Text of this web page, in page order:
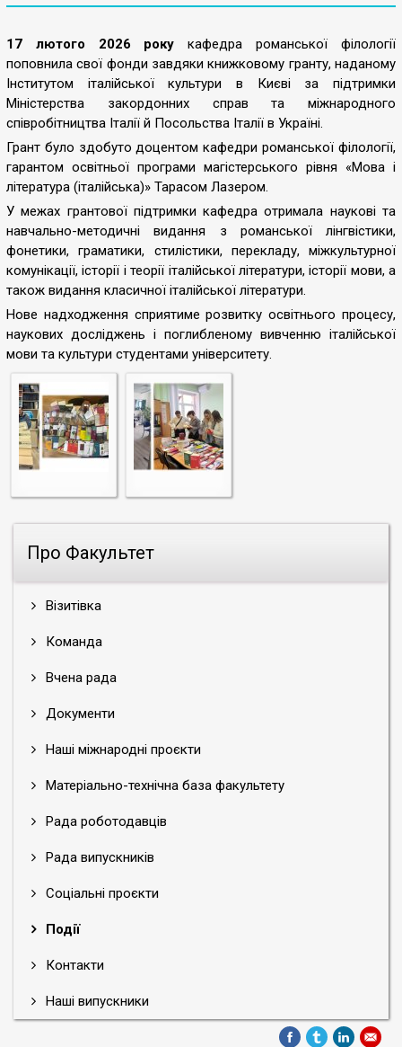
Про Факультет
Візитівка
Команда
Вчена рада
Документи
Наші міжнародні проєкти
Матеріально-технічна база факультету
Рада роботодавців
Рада випускників
Соціальні проєкти
Події
Контакти
Наші випускники
17 лютого 2026 року кафедра романської філології
поповнила свої фонди завдяки книжковому гранту, наданому
Інститутом італійської культури в Києві за підтримки
Міністерства закордонних справ та міжнародного
співробітництва Італії й Посольства Італії в Україні.
Грант було здобуто доцентом кафедри романської філології,
гарантом освітньої програми магістерського рівня «Мова і
література (італійська)» Тарасом Лазером.
У межах грантової підтримки кафедра отримала наукові та
навчально-методичні видання з романської лінгвістики,
фонетики, граматики, стилістики, перекладу, міжкультурної
комунікації, історії і теорії італійської літератури, історії мови, а
також видання класичної італійської літератури.
Нове надходження сприятиме розвитку освітнього процесу,
наукових досліджень і поглибленому вивченню італійської
мови та культури студентами університету.